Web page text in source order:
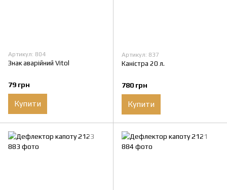
Артикул: 804
Знак аварійний Vitol
79 грн
Купити
Артикул: 837
Каністра 20 л.
780 грн
Купити